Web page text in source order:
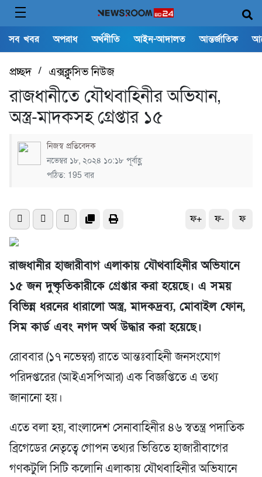
সব খবর অপরাধ অর্থনীতি আইন-আদালত আন্তর্জাতিক
প্রচ্ছদ/ এক্সক্লুসিভ নিউজ
রাজধানীতে যৌথবাহিনীর অভিযান,
অস্ত্র-মাদকসহ গ্রেপ্তার ১৫
নিজস্ব প্রতিবেদক
নভেম্বর ১৮, ২০২৪ ১০:১৮ পূর্বাহ্ণ
পঠিত: 195 বার
ফ+ ফ- ফ
রাজধানীর হাজারীবাগ এলাকায় যৌথবাহিনীর অভিযানে
১৫ জন দুষ্কৃতিকারীকে গ্রেপ্তার করা হয়েছে। এ সময়
বিভিন্ন ধরনের ধারালো অস্ত্র, মাদকদ্রব্য, মোবাইল ফোন,
সিম কার্ড এবং নগদ অর্থ উদ্ধার করা হয়েছে।
রোববার (১৭ নভেম্বর) রাতে আন্তঃবাহিনী জনসংযোগ
পরিদপ্তরের (আইএসপিআর) এক বিজ্ঞপ্তিতে এ তথ্য
জানানো হয়।
এতে বলা হয়, বাংলাদেশ সেনাবাহিনীর ৪৬ স্বতন্ত্র পদাতিক
ব্রিগেডের নেতৃত্বে গোপন তথ্যর ভিত্তিতে হাজারীবাগের
গণকটুলি সিটি কলোনি এলাকায় যৌথবাহিনীর অভিযানে